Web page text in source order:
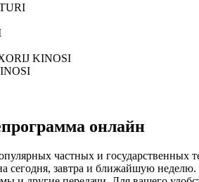
KINOSI
онлайн
частных и государственных
сегодня, завтра и ближайшую